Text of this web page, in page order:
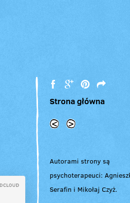
Strona główna
<
>
Autorami strony są
psychoterapeuci:
Serafin i Mikołaj Czyż.